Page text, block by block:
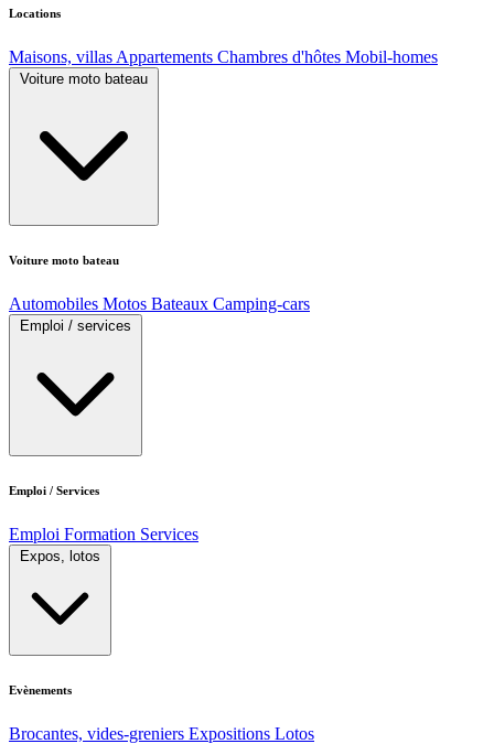
Locations
Maisons, villas Appartements Chambres d'hôtes Mobil-homes
Voiture moto bateau
Voiture moto bateau
Automobiles Motos Bateaux Camping-cars
Emploi / services
Emploi / Services
Emploi Formation Services
Expos, lotos
Evènements
Brocantes, vides-greniers Expositions Lotos